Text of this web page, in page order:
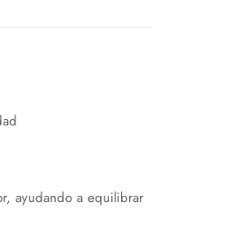
ayudando a equilibrar